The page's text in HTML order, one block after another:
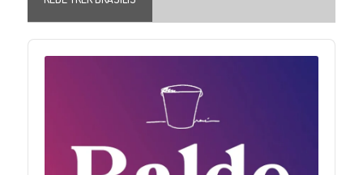
Audio
Player